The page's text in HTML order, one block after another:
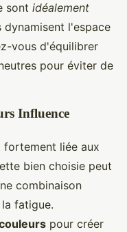
sont idéalement
dynamisent l'espace
vous d'équilibrer
pour éviter de
Influence
fortement liée aux
bien choisie peut
combinaison
fatigue.
pour créer